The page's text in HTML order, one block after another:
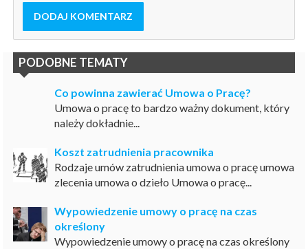
DODAJ KOMENTARZ
PODOBNE TEMATY
Co powinna zawierać Umowa o Pracę?
Umowa o pracę to bardzo ważny dokument, który
należy dokładnie...
Koszt zatrudnienia pracownika
Rodzaje umów zatrudnienia umowa o pracę umowa
zlecenia umowa o dzieło Umowa o pracę...
Wypowiedzenie umowy o pracę na czas
określony
Wypowiedzenie umowy o pracę na czas określony